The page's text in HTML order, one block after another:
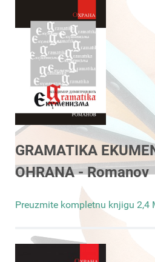
GRAMATIKA
OHRANA - Romanov
Preuzmite kompletnu knjigu 2,4